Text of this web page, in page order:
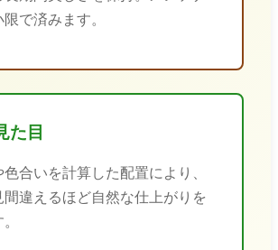
で済みます。
た目
合いを計算した配置により、
間違えるほど自然な仕上がりを